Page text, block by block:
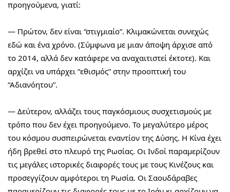
προηγούμενα, γιατί:
— Πρώτον, δεν είναι “στιγμιαίο”. Κλιμακώνεται συνεχώς
εδώ και ένα χρόνο. (Σύμφωνα με μιαν άποψη άρχισε από
το 2014, αλλά δεν κατάφερε να αναχαιτιστεί έκτοτε). Και
αρχίζει να υπάρχει “εθισμός” στην προοπτική του
“Αδιανόητου”.
— Δεύτερον, αλλάζει τους παγκόσμιους συσχετισμούς με
τρόπο που δεν έχει προηγούμενο. Το μεγαλύτερο μέρος
του κόσμου συσπειρώνεται εναντίον της Δύσης. Η Κίνα έχει
ήδη βρεθεί στο πλευρό της Ρωσίας. Οι Ινδοί παραμερίζουν
τις μεγάλες ιστορικές διαφορές τους με τους Κινέζους και
προσεγγίζουν αμφότεροι τη Ρωσία. Οι Σαουδάραβες